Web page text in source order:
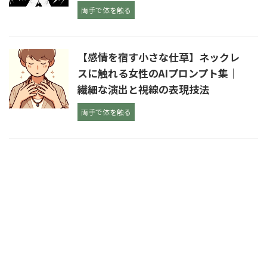
両手で体を触る
【感情を宿す小さな仕草】ネックレ
スに触れる女性のAIプロンプト集｜
繊細な演出と視線の表現技法
両手で体を触る